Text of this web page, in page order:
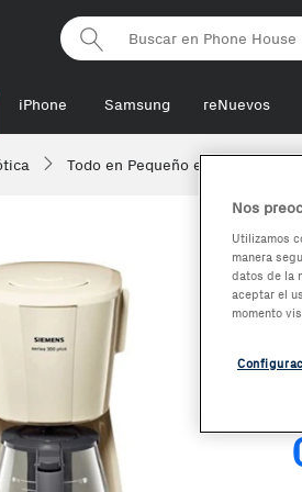
Phonehouse
iPhone Samsung reNuevos
Todo en Pequeño
Nos
Utilizamos
manera
datos de la
aceptar el
momento